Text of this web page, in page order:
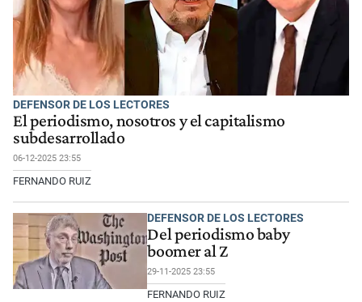
DEFENSOR DE LOS LECTORES
El periodismo, nosotros y el capitalismo
subdesarrollado
06-12-2025 23:55
FERNANDO RUIZ
DEFENSOR DE LOS LECTORES
Del periodismo baby
boomer al Z
29-11-2025 23:55
FERNANDO RUIZ